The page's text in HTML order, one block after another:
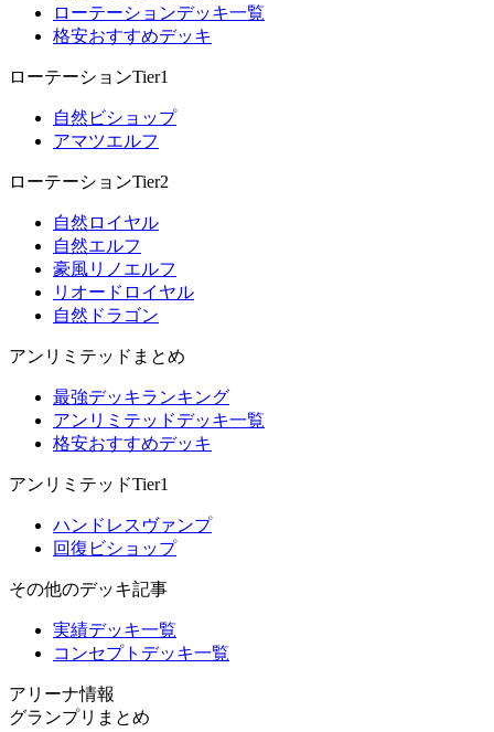
ローテーションデッキ一覧
格安おすすめデッキ
ローテーションTier1
自然ビショップ
アマツエルフ
ローテーションTier2
自然ロイヤル
自然エルフ
豪風リノエルフ
リオードロイヤル
自然ドラゴン
アンリミテッドまとめ
最強デッキランキング
アンリミテッドデッキ一覧
格安おすすめデッキ
アンリミテッドTier1
ハンドレスヴァンプ
回復ビショップ
その他のデッキ記事
実績デッキ一覧
コンセプトデッキ一覧
アリーナ情報
グランプリまとめ